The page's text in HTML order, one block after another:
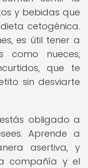
y bebidas que
cetogénica.
es útil tener a
como nueces,
que te
sin desviarte
obligado a
Aprende a
asertiva, y
compañía y el